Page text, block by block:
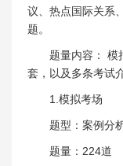
议、热点国际关系
题。
题量内容： 模
套，以及多条考试
1.模拟考场
题型：案例分
题量：224道